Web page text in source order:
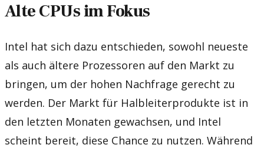
Alte CPUs im Fokus
Intel hat sich dazu entschieden, sowohl neueste
als auch ältere Prozessoren auf den Markt zu
bringen, um der hohen Nachfrage gerecht zu
werden. Der Markt für Halbleiterprodukte ist in
den letzten Monaten gewachsen, und Intel
scheint bereit, diese Chance zu nutzen. Während